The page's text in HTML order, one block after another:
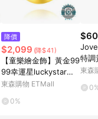
降價
$2,099 (降$41)
【童樂繪金飾】黃金99
99幸運星luckystar小
金豆0.1錢
東森購物 ETMall
0%
特調
東森